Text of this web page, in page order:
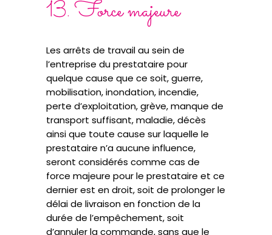
13. Force majeure
Les arrêts de travail au sein de
l’entreprise du prestataire pour
quelque cause que ce soit, guerre,
mobilisation, inondation, incendie,
perte d’exploitation, grève, manque de
transport suffisant, maladie, décès
ainsi que toute cause sur laquelle le
prestataire n’a aucune influence,
seront considérés comme cas de
force majeure pour le prestataire et ce
dernier est en droit, soit de prolonger le
délai de livraison en fonction de la
durée de l’empêchement, soit
d’annuler la commande, sans que le